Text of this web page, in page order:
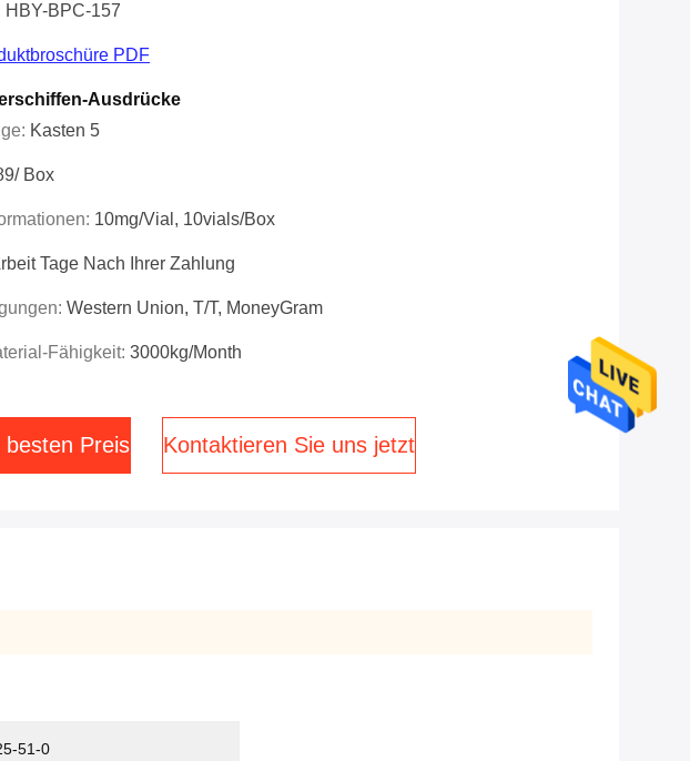
HBY-BPC-157
PDF
Ausdrücke
Kasten 5
Box
10mg/vial, 10vials/Box
Tage Nach Ihrer Zahlung
Western Union, T/T, MoneyGram
Fähigkeit: 3000kg/month
besten Preis Kontaktieren Sie uns jetzt
51-0